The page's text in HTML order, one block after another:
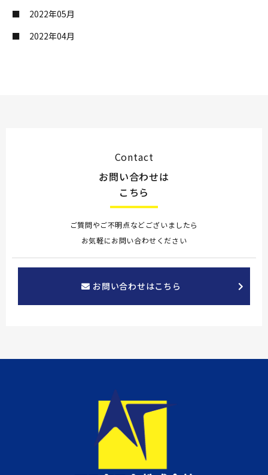
2022年05月
2022年04月
Contact
お問い合わせは
こちら
ご質問やご不明点などございましたら
お気軽にお問い合わせください
お問い合わせはこちら